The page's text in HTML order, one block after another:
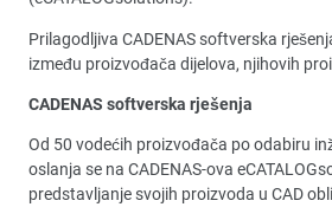
Prilagodljiva CADENAS softverska
između proizvođača dijelova, njihovih
CADENAS softverska rješenja
Od 50 vodećih proizvođača po odabiru
oslanja se na CADENAS-ova
predstavljanje svojih proizvoda u CAD